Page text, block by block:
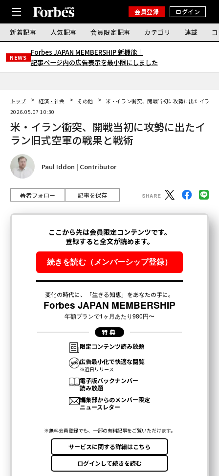
会員登録 ログイン
新着記事 人気記事 会員限定記事 カテゴリ 連載
NEWS
Forbes JAPAN MEMBERSHIP 新機能｜
記事ページ内の広告表示を最小限にしました
トップ 経済・社会 その他
米・イラン衝突、開戦当初に攻勢に出たイラン
2026.05.07 10:30
米・イラン衝突、開戦当初に攻勢に出たイ
ラン旧式空軍の戦果と戦術
Paul Iddon | Contributor
著者フォロー 記事を保存